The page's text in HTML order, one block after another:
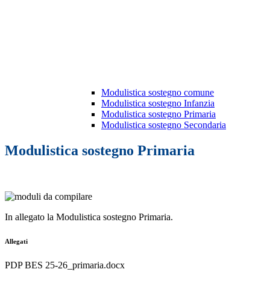
Modulistica sostegno comune
Modulistica sostegno Infanzia
Modulistica sostegno Primaria
Modulistica sostegno Secondaria
Modulistica sostegno Primaria
In allegato la Modulistica sostegno Primaria.
Allegati
PDP BES 25-26_primaria.docx